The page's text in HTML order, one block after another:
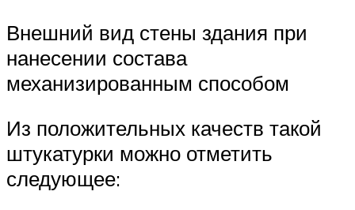
Внешний вид стены здания при
нанесении состава
механизированным способом
Из положительных качеств такой
штукатурки можно отметить
следующее: